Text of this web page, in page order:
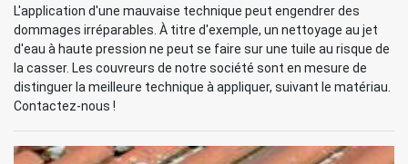
L'application d'une mauvaise technique peut engendrer des
dommages irréparables. À titre d'exemple, un nettoyage au jet
d'eau à haute pression ne peut se faire sur une tuile au risque de
la casser. Les couvreurs de notre société sont en mesure de
distinguer la meilleure technique à appliquer, suivant le matériau.
Contactez-nous !